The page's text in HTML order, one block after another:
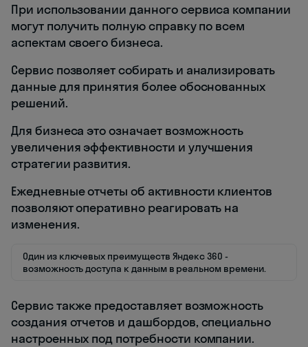
При использовании данного сервиса компании
могут получить полную справку по всем
аспектам своего бизнеса.
Сервис позволяет собирать и анализировать
данные для принятия более обоснованных
решений.
Для бизнеса это означает возможность
увеличения эффективности и улучшения
стратегии развития.
Ежедневные отчеты об активности клиентов
позволяют оперативно реагировать на
изменения.
Один из ключевых преимуществ Яндекс 360 -
возможность доступа к данным в реальном времени.
Сервис также предоставляет возможность
создания отчетов и дашбордов, специально
настроенных под потребности компании.